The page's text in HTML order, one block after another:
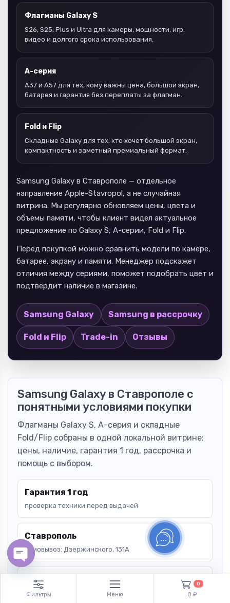
Флагманы Galaxy S
S26, S25, Plus и Ultra для камеры, мощности, игр,
видео и долгого срока использования.
A-серия
A37 и A57 для тех, кому важны цена, большой экран,
батарея и гарантия без переплаты за флагман.
Fold и Flip
Складные Galaxy для тех, кто хочет большой экран,
компактность и заметный премиальный формат.
Samsung Galaxy в Ставрополе — отдельное
направление Apple-Stavropol, а не случайная
витрина. Мы регулярно обновляем цены, цвета и
объемы памяти, чтобы клиент видел актуальное
предложение по Galaxy S, A-серии, Fold и Flip.
Перед покупкой можно сравнить модели по камере,
батарее, экрану и памяти. Менеджер подскажет
отличия между сериями, поможет подобрать цвет и
подтвердит наличие в магазине.
Samsung Galaxy Samsung в рассрочку
Fold и Flip Trade-in Отзывы
Samsung Galaxy в Ставрополе с
понятными условиями покупки
Флагманы Galaxy S, A-серия и складные
Fold/Flip собраны в одной локальной витрине:
цены, наличие, гарантия 1 год, рассрочка и
помощь с выбором.
Гарантия 1 год
проверка техники перед выдачей
Ставрополь
самовывоз: Дзержинского, 131А
Рассрочка
условия уточняются перед покупкой
Фильтры Меню
0
0 ₽
Open chaty